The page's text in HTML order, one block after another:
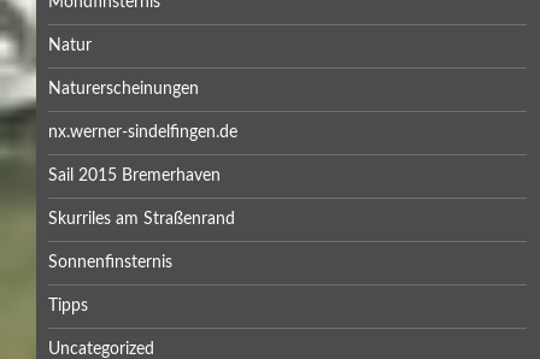
Natur
Naturerscheinungen
nx.werner-sindelfingen.de
Sail 2015 Bremerhaven
Skurriles am Straßenrand
Sonnenfinsternis
Tipps
Uncategorized